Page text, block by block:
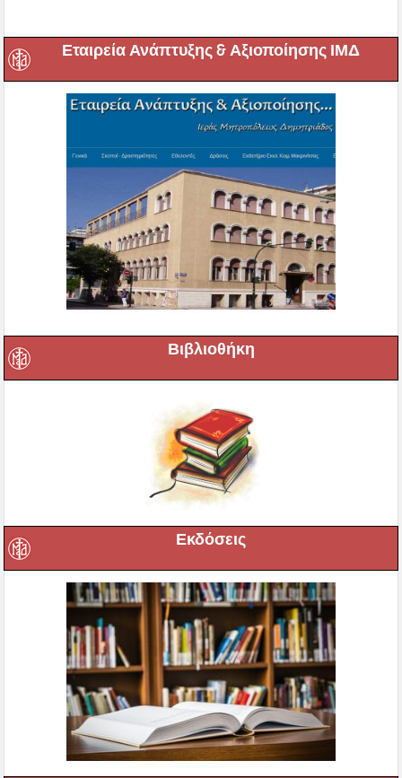
Εταιρεία Ανάπτυξης & Αξιοποίησης ΙΜΔ
Βιβλιοθήκη
Εκδόσεις